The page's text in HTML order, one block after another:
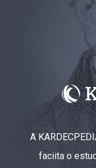
A
faciita o